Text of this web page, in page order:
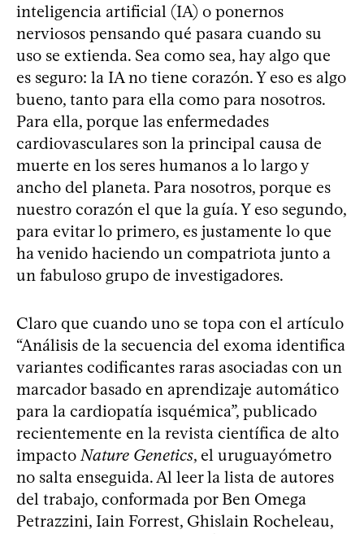
inteligencia artificial (IA) o ponernos
nerviosos pensando qué pasara cuando su
uso se extienda. Sea como sea, hay algo que
es seguro: la IA no tiene corazón. Y eso es algo
bueno, tanto para ella como para nosotros.
Para ella, porque las enfermedades
cardiovasculares son la principal causa de
muerte en los seres humanos a lo largo y
ancho del planeta. Para nosotros, porque es
nuestro corazón el que la guía. Y eso segundo,
para evitar lo primero, es justamente lo que
ha venido haciendo un compatriota junto a
un fabuloso grupo de investigadores.
Claro que cuando uno se topa con el artículo
“Análisis de la secuencia del exoma identifica
variantes codificantes raras asociadas con un
marcador basado en aprendizaje automático
para la cardiopatía isquémica”, publicado
recientemente en la revista científica de alto
impacto Nature Genetics, el uruguayómetro
no salta enseguida. Al leer la lista de autores
del trabajo, conformada por Ben Omega
Petrazzini, Iain Forrest, Ghislain Rocheleau,